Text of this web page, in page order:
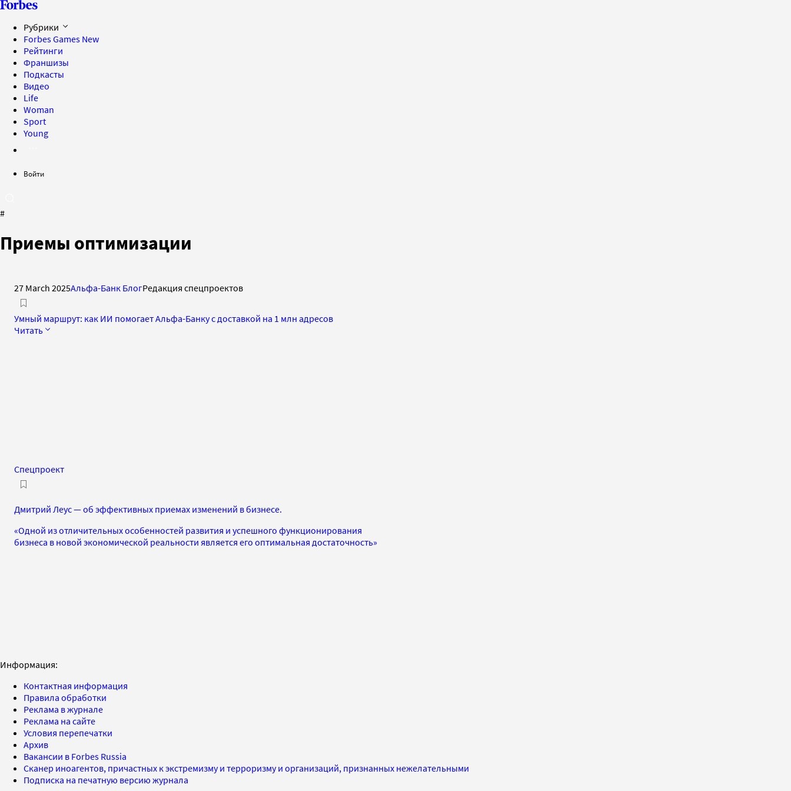
Рубрики
Forbes Games New
Рейтинги
Франшизы
Подкасты
Видео
Life
Woman
Sport
Young
Войти
#
Приемы оптимизации
27 March 2025Альфа-Банк БлогРедакция спецпроектов
Умный маршрут: как ИИ помогает Альфа-Банку с доставкой на 1 млн адресов
Читать
Спецпроект
Дмитрий Леус — об эффективных приемах изменений в бизнесе.
«Одной из отличительных особенностей развития и успешного функционирования
бизнеса в новой экономической реальности является его оптимальная достаточность»
Информация:
Контактная информация
Правила обработки
Реклама в журнале
Реклама на сайте
Условия перепечатки
Архив
Вакансии в Forbes Russia
Сканер иноагентов, причастных к экстремизму и терроризму и организаций, признанных нежелательными
Подписка на печатную версию журнала